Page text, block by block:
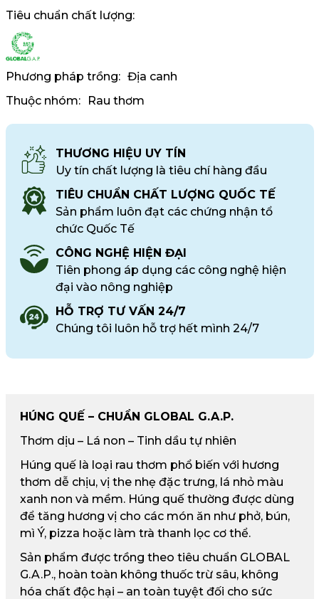
Tiêu chuẩn chất lượng:
Phương pháp trồng: Địa canh
Thuộc nhóm:
Rau thơm
THƯƠNG HIỆU UY TÍN
Uy tín chất lượng là tiêu chí hàng đầu
TIÊU CHUẨN CHẤT LƯỢNG QUỐC TẾ
Sản phẩm luôn đạt các chứng nhận tổ
chức Quốc Tế
CÔNG NGHỆ HIỆN ĐẠI
Tiên phong áp dụng các công nghệ hiện
đại vào nông nghiệp
HỖ TRỢ TƯ VẤN 24/7
Chúng tôi luôn hỗ trợ hết mình 24/7
HÚNG QUẾ – CHUẨN GLOBAL G.A.P.
Thơm dịu – Lá non – Tinh dầu tự nhiên
Húng quế là loại rau thơm phổ biến với hương
thơm dễ chịu, vị the nhẹ đặc trưng, lá nhỏ màu
xanh non và mềm. Húng quế thường được dùng
để tăng hương vị cho các món ăn như phở, bún,
mì Ý, pizza hoặc làm trà thanh lọc cơ thể.
Sản phẩm được trồng theo tiêu chuẩn GLOBAL
G.A.P., hoàn toàn không thuốc trừ sâu, không
hóa chất độc hại – an toàn tuyệt đối cho sức